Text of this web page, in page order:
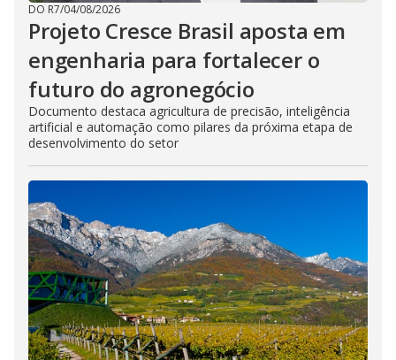
DO R7/04/08/2026
Projeto Cresce Brasil aposta em
engenharia para fortalecer o
futuro do agronegócio
Documento destaca agricultura de precisão, inteligência
artificial e automação como pilares da próxima etapa de
desenvolvimento do setor